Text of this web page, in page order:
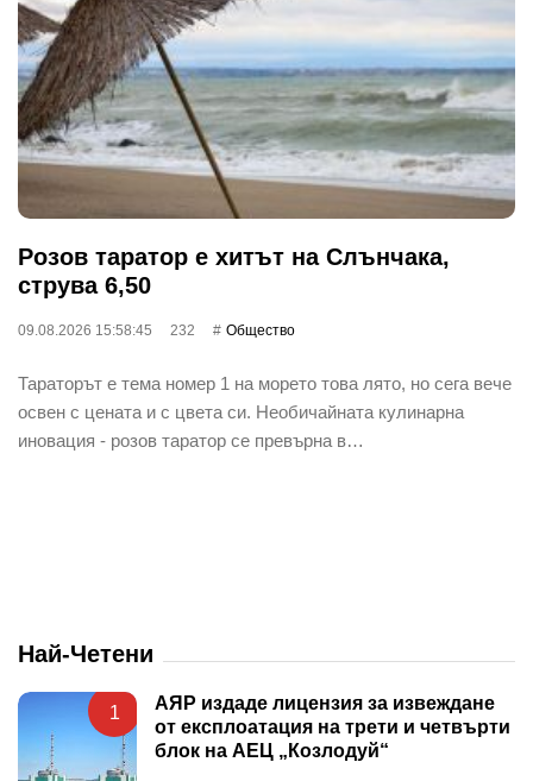
Розов таратор е хитът на Слънчака,
струва 6,50
09.08.2026 15:58:45 232 Общество
Тараторът е тема номер 1 на морето това лято, но сега вече
освен с цената и с цвета си. Необичайната кулинарна
иновация - розов таратор се превърна в…
Най-Четени
1
АЯР издаде лицензия за извеждане
от експлоатация на трети и четвърти
блок на АЕЦ „Козлодуй“